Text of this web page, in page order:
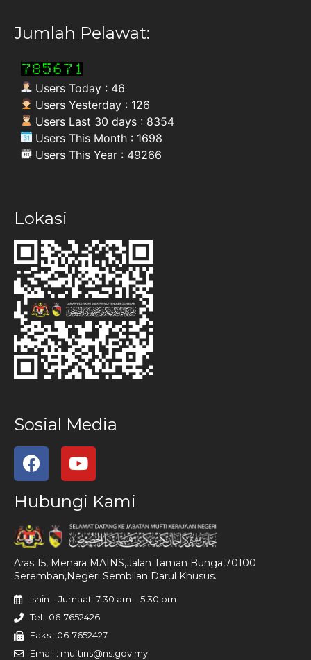
Jumlah Pelawat:
Users Today : 46
Users Yesterday : 126
Users Last 30 days : 8354
Users This Month : 1698
Users This Year : 49266
Lokasi
Sosial Media
Hubungi Kami
Aras 15, Menara MAINS,Jalan Taman Bunga,70100
Seremban,Negeri Sembilan Darul Khusus.
Isnin – Jumaat: 7:30 am – 5:30 pm
Tel : 06-7652426
Faks : 06-7652427
Email : muftins@ns.gov.my